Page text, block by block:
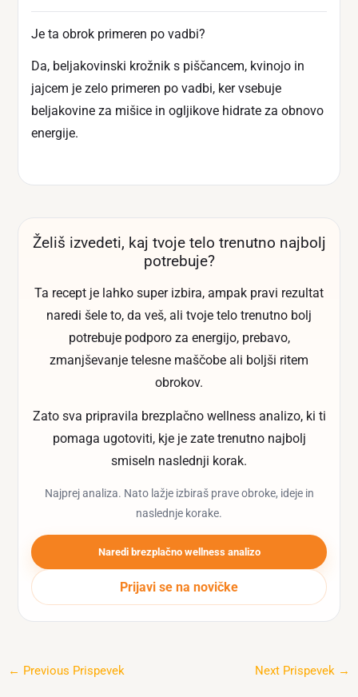
Je ta obrok primeren po vadbi?
Da, beljakovinski krožnik s piščancem, kvinojo in
jajcem je zelo primeren po vadbi, ker vsebuje
beljakovine za mišice in ogljikove hidrate za obnovo
energije.
Želiš izvedeti, kaj tvoje telo trenutno najbolj
potrebuje?
Ta recept je lahko super izbira, ampak pravi rezultat
naredi šele to, da veš, ali tvoje telo trenutno bolj
potrebuje podporo za energijo, prebavo,
zmanjševanje telesne maščobe ali boljši ritem
obrokov.
Zato sva pripravila brezplačno wellness analizo, ki ti
pomaga ugotoviti, kje je zate trenutno najbolj
smiseln naslednji korak.
Najprej analiza. Nato lažje izbiraš prave obroke, ideje in
naslednje korake.
Naredi brezplačno wellness analizo
Prijavi se na novičke
← Previous Prispevek Next Prispevek →